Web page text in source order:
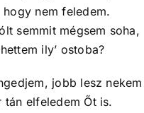
hogy nem feledem.
semmit mégsem soha,
ily’ ostoba?
jobb lesz
tán elfeledem Őt is.